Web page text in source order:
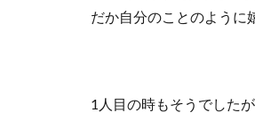
だか自分のことのように
1人目の時もそうでした